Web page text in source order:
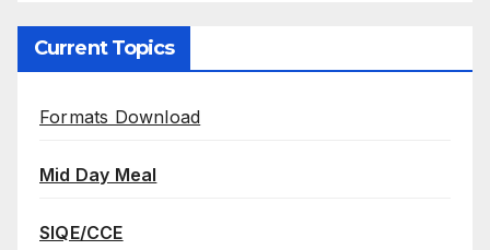
Current Topics
Formats Download
Mid Day Meal
SIQE/CCE